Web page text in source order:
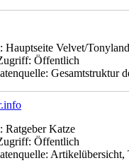
Hauptseite Velvet/
Öffentlich
Gesamtstruktur
Ratgeber Katze
Öffentlich
Artikelübersicht,